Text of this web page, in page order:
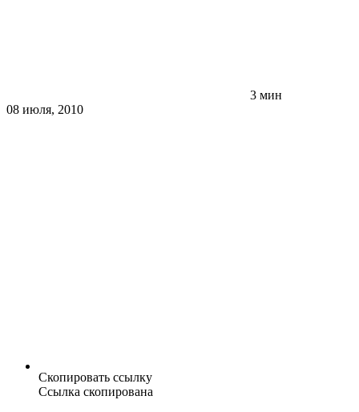
3 мин
08 июля, 2010
Скопировать ссылку
Ссылка скопирована